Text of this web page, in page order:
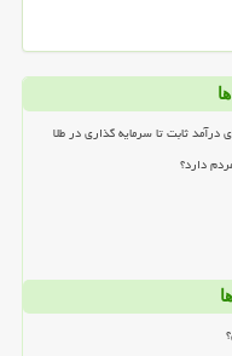
ثابت تا سرمایه گذاری در طلا